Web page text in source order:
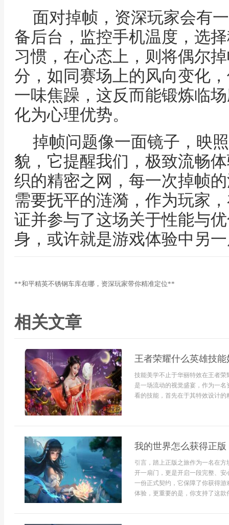
面对掉帧，资深玩家会有
备后台，监控手机温度，选
习惯，在心态上，则将偶尔
分，如同赛场上的风向变化
一味焦躁，这反而能锻炼临
化为心理优势。
掉帧问题像一面镜子，映
貌，它提醒我们，极致流畅
织的精密之网，每一次掉帧
需要抚平的涟漪，作为玩家
证并参与了这场关于性能与
身，或许就是游戏体验中另
**和平精英不锈钢车库在哪，资深玩家带你精准定位**
相关文章
王者荣耀什么英雄技
技能美学不止于华丽特效在王者
是一场流动的视觉盛宴，作为一
看的技能，首先在于其特效设计
我的世界怎么获得正
引言，踏上正版之旅作为一名在
开一扇门，更是开启一段完整、
一份正式契约，它保障了你获得
体验，更重要的是，你支持了这